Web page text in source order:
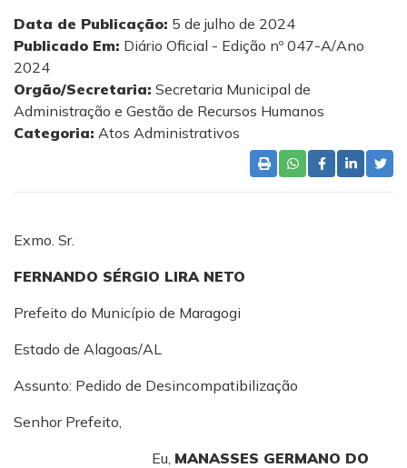
Data de Publicação: 5 de julho de 2024
Publicado Em: Diário Oficial - Edição nº 047-A/Ano
2024
Orgão/Secretaria: Secretaria Municipal de
Administração e Gestão de Recursos Humanos
Categoria: Atos Administrativos
Exmo. Sr.
FERNANDO SÉRGIO LIRA NETO
Prefeito do Município de Maragogi
Estado de Alagoas/AL
Assunto: Pedido de Desincompatibilização
Senhor Prefeito,
Eu, MANASSES GERMANO DO